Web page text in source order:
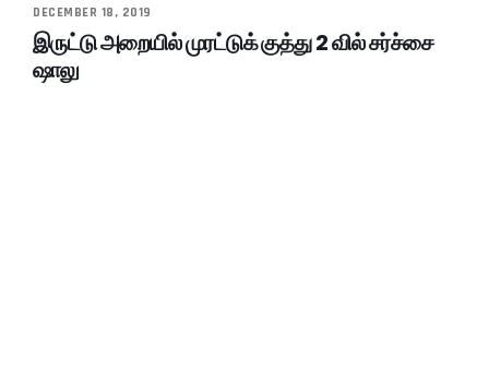
DECEMBER 18, 2019
இருட்டு அறையில் முரட்டுக் குத்து 2 வில் சர்ச்சை
ஷாலு